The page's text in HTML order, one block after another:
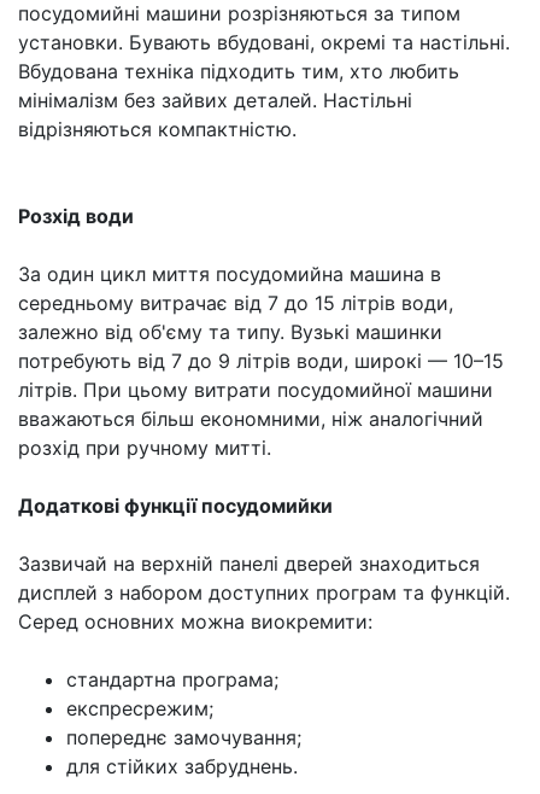
посудомийні машини розрізняються за типом
установки. Бувають вбудовані, окремі та настільні.
Вбудована техніка підходить тим, хто любить
мінімалізм без зайвих деталей. Настільні
відрізняються компактністю.
Розхід води
За один цикл миття посудомийна машина в
середньому витрачає від 7 до 15 літрів води,
залежно від об'єму та типу. Вузькі машинки
потребують від 7 до 9 літрів води, широкі — 10–15
літрів. При цьому витрати посудомийної машини
вважаються більш економними, ніж аналогічний
розхід при ручному митті.
Додаткові функції посудомийки
Зазвичай на верхній панелі дверей знаходиться
дисплей з набором доступних програм та функцій.
Серед основних можна виокремити:
стандартна програма;
експресрежим;
попереднє замочування;
для стійких забруднень.